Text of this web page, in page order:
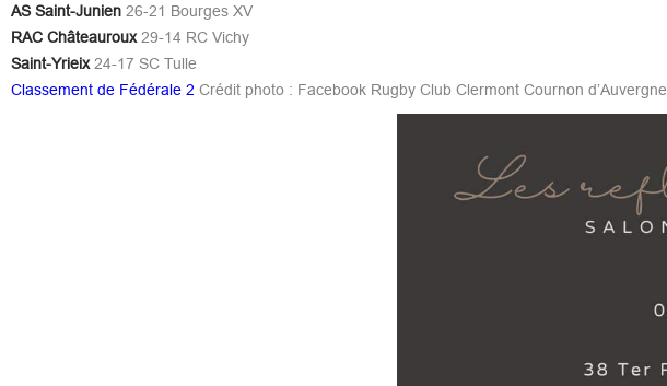
AS Saint-Junien26-21 Bourges XV
RAC Châteauroux29-14 RC Vichy
Saint-Yrieix24-17 SC Tulle
Classement de Fédérale 2 Crédit photo : Facebook Rugby Club Clermont Cournon d’Auvergne